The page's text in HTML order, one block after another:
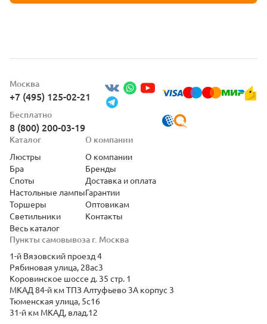
Москва
+7 (495) 125-02-21
Бесплатно
8 (800) 200-03-19
Пункты самовывоза г. Москва
1-й Вязовский проезд 4
Рябиновая улица, 28ас3
Коровинское шоссе д. 35 стр. 1
МКАД 84-й км ТПЗ Алтуфьево 3А корпус 3
Тюменская улица, 5с16
31-й км МКАД, влад.12
Каталог
Люстры
Бра
Споты
Настольные лампы
Торшеры
Светильники
Весь каталог
О компании
О компании
Бренды
Доставка и оплата
Гарантии
Оптовикам
Контакты